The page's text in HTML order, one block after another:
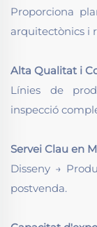
Proporciona
arquitectònics i
Alta Qualitat i
Línies de
inspecció
Servei Clau en
Disseny →
postvenda.